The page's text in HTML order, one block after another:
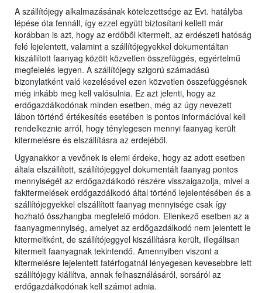
A szállítójegy alkalmazásának kötelezettsége az Evt. hatályba
lépése óta fennáll, így ezzel együtt biztosítani kellett már
korábban is azt, hogy az erdőből kitermelt, az erdészeti hatóság
felé lejelentett, valamint a szállítójegyekkel dokumentáltan
kiszállított faanyag között közvetlen összefüggés, egyértelmű
megfelelés legyen. A szállítójegy szigorú számadású
bizonylatként való kezelésével ezen közvetlen összefüggésnek
még inkább meg kell valósulnia. Ez azt jelenti, hogy az
erdőgazdálkodónak minden esetben, még az úgy nevezett
lábon történő értékesítés esetében is pontos információval kell
rendelkeznie arról, hogy ténylegesen mennyi faanyag került
kitermelésre és elszállításra az erdejéből.
Ugyanakkor a vevőnek is elemi érdeke, hogy az adott esetben
általa elszállított, szállítójeggyel dokumentált faanyag pontos
mennyiségét az erdőgazdálkodó részére visszaigazolja, mivel a
fakitermelések erdőgazdálkodó által történő lejelentésében és a
szállítójegyekkel elszállított faanyag mennyisége csak így
hozható összhangba megfelelő módon. Ellenkező esetben az a
faanyagmennyiség, amelyet az erdőgazdálkodó nem jelentett le
kitermeltként, de szállítójeggyel kiszállításra került, illegálisan
kitermelt faanyagnak tekintendő. Amennyiben viszont a
kitermelésre lejelentett fatérfogatnál lényegesen kevesebbre lett
szállítójegy kiállítva, annak felhasználásáról, sorsáról az
erdőgazdálkodónak kell számot adnia.